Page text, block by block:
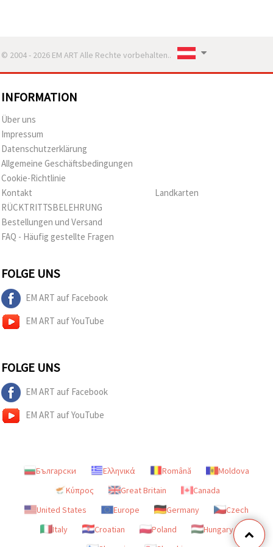
© 2004 - 2026 EM ART Alle Rechte vorbehalten..
INFORMATION
Über uns
Impressum
Datenschutzerklärung
Allgemeine Geschäftsbedingungen
Cookie-Richtlinie
Kontakt
RÜCKTRITTSBELEHRUNG
Bestellungen und Versand
FAQ - Häufig gestellte Fragen
Landkarten
FOLGE UNS
EM ART auf Facebook
EM ART auf YouTube
FOLGE UNS
EM ART auf Facebook
EM ART auf YouTube
Български Ελληνικά Română
Moldova
Κύπρος
Great Britain
Canada
United States
Europe Germany
Czech
Italy
Croatian Poland
Hungary